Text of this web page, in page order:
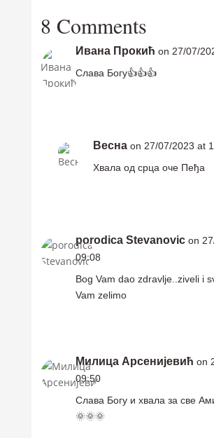
8 Comments
Ивана Прокић on 27/07/
Слава Богу👍👍👍
Весна on 27/07/2023 at
Хвала од срца оче Пеђа
porodica Stevanovic on
09:08
Bog Vam dao zdravlje..ziveli i
Vam zelimo
Милица Арсенијевић on
09:50
Слава Богу и хвала за све
🌞🌞🌞